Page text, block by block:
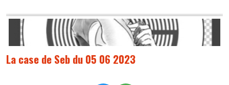
La case de Seb du 05 06 2023